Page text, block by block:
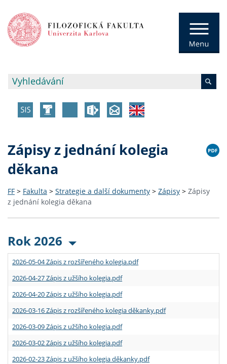
Zápisy z jednání kolegia
děkana
FF > Fakulta > Strategie a další dokumenty > Zápisy > Zápisy
z jednání kolegia děkana
Rok 2026
2026-05-04 Zápis z rozšířeného kolegia.pdf
2026-04-27 Zápis z užšího kolegia.pdf
2026-04-20 Zápis z užšího kolegia.pdf
2026-03-16 Zápis z rozšířeného kolegia děkanky.pdf
2026-03-09 Zápis z užšího kolegia.pdf
2026-03-02 Zápis z užšího kolegia.pdf
2026-02-23 Zápis z užšího kolegia děkanky.pdf